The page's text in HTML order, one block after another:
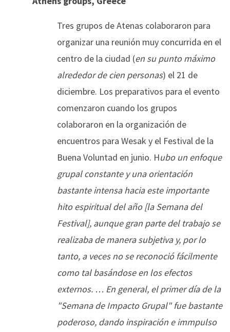
Tres grupos de Atenas colaboraron para
organizar una reunión muy concurrida en el
centro de la ciudad (en su punto máximo
alrededor de cien personas) el 21 de
diciembre. Los preparativos para el evento
comenzaron cuando los grupos
colaboraron en la organización de
encuentros para Wesak y el Festival de la
Buena Voluntad en junio. Hubo un enfoque
grupal constante y una orientación
bastante intensa hacia este importante
hito espiritual del año [la Semana del
Festival], aunque gran parte del trabajo se
realizaba de manera subjetiva y, por lo
tanto, a veces no se reconoció fácilmente
como tal basándose en los efectos
externos. … En general, el primer día de la
"Semana de Impacto Grupal" fue bastante
poderoso, dando inspiración e immpulso